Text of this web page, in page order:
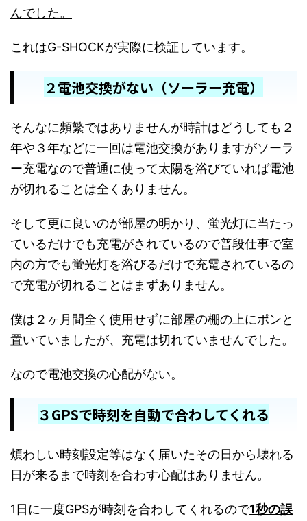
んでした。
これはG-SHOCKが実際に検証しています。
２電池交換がない（ソーラー充電）
そんなに頻繁ではありませんが時計はどうしても２
年や３年などに一回は電池交換がありますがソーラ
ー充電なので普通に使って太陽を浴びていれば電池
が切れることは全くありません。
そして更に良いのが部屋の明かり、蛍光灯に当たっ
ているだけでも充電がされているので普段仕事で室
内の方でも蛍光灯を浴びるだけで充電されているの
で充電が切れることはまずありません。
僕は２ヶ月間全く使用せずに部屋の棚の上にポンと
置いていましたが、充電は切れていませんでした。
なので電池交換の心配がない。
３GPSで時刻を自動で合わしてくれる
煩わしい時刻設定等はなく届いたその日から壊れる
日が来るまで時刻を合わす心配はありません。
1日に一度GPSが時刻を合わしてくれるので1秒の誤